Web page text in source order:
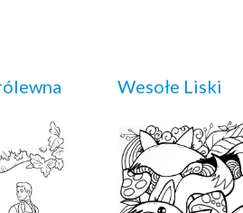
Wesołe Liski